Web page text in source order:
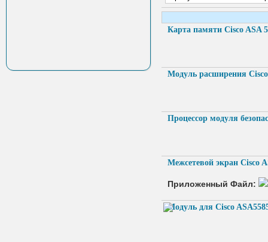
Карта памяти Cisco ASA
Модуль расширения
Процессор модуля
Межсетевой экран Cisco
Приложенный Файл:
Модуль для Cisco